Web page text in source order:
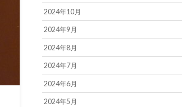
2024年10月
2024年9月
2024年8月
2024年7月
2024年6月
2024年5月